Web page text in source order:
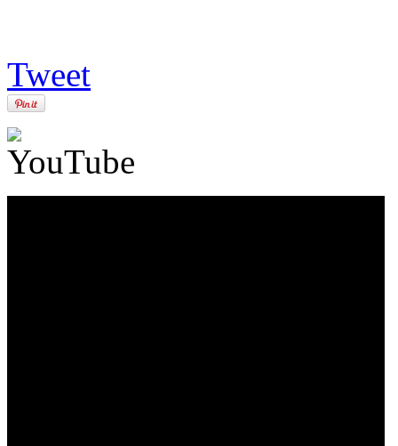
Tweet